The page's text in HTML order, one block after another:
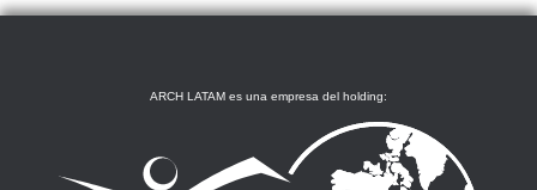
ARCH LATAM es una empresa del holding: